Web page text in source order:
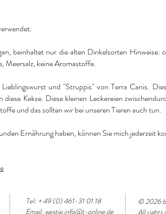
beinhaltet nur die alten Dinkelsorten Hinweise:
Meersalz, keine Aromastoffe.
und "Struppis" von Terra Canis.
diese Kekse. Diese kleinen Leckereien
und das sollten wir bei unseren Tieren auch tun.
Ernährung haben, können Sie mich jederzeit
Tel: + 49 (0) 461-31 01 18
Email: westie.info@t-online.de
© 2026
All rights